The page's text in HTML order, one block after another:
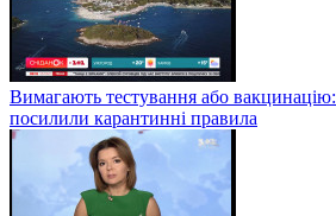
Вимагають тестування або вакцинацію:
посилили карантинні правила